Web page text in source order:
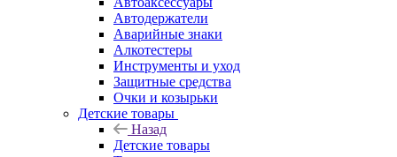
Автодержатели
Аварийные знаки
Алкотестеры
Инструменты и уход
Защитные средства
Очки и козырьки
Детские товары
Назад
Детские товары